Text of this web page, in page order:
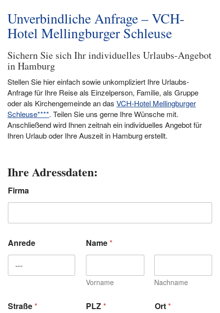
Unverbindliche Anfrage – VCH-
Hotel Mellingburger Schleuse
Sichern Sie sich Ihr individuelles Urlaubs-Angebot
in Hamburg
Stellen Sie hier einfach sowie unkompliziert Ihre Urlaubs-
Anfrage für Ihre Reise als Einzelperson, Familie, als Gruppe
oder als Kirchengemeinde an das VCH-Hotel Mellingburger
Schleuse****. Teilen Sie uns gerne Ihre Wünsche mit.
Anschließend wird Ihnen zeitnah ein individuelles Angebot für
Ihren Urlaub oder Ihre Auszeit in Hamburg erstellt.
Ihre Adressdaten:
Firma
Anrede Name*
Vorname Nachname
Straße* PLZ* Ort*